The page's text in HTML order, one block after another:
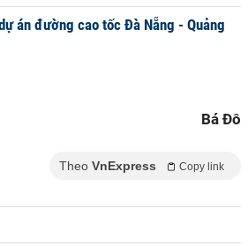
án đường cao tốc Đà Nẵng - Quảng
Bá Đô
Theo VnExpress Copy link